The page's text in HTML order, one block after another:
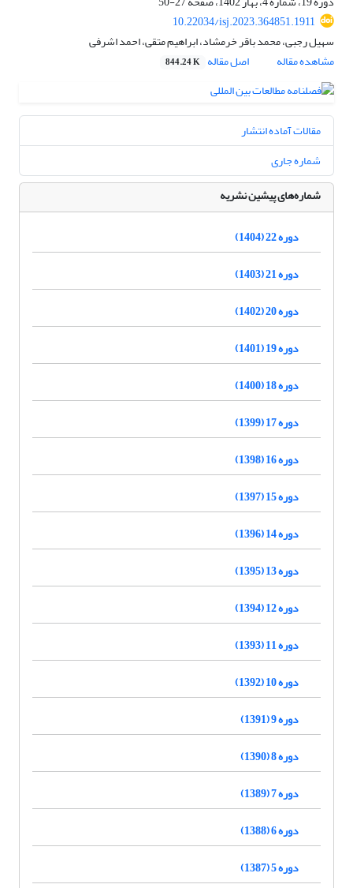
10.22034/isj.2023.364851.1911
سهیل رجبی، محمد باقر خرمشاد، ابراهیم متقی، احمد اشرفی
مشاهده مقاله
اصل مقاله 844.24 K
مقالات آماده انتشار
شماره جاری
شماره‌های پیشین نشریه
دوره 22 (1404)
دوره 21 (1403)
دوره 20 (1402)
دوره 19 (1401)
دوره 18 (1400)
دوره 17 (1399)
دوره 16 (1398)
دوره 15 (1397)
دوره 14 (1396)
دوره 13 (1395)
دوره 12 (1394)
دوره 11 (1393)
دوره 10 (1392)
دوره 9 (1391)
دوره 8 (1390)
دوره 7 (1389)
دوره 6 (1388)
دوره 5 (1387)